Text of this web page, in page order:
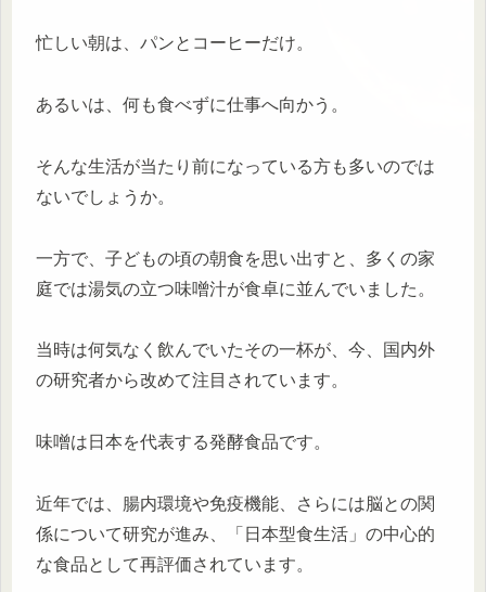
忙しい朝は、パンとコーヒーだけ。
あるいは、何も食べずに仕事へ向かう。
そんな生活が当たり前になっている方も多いのでは
ないでしょうか。
一方で、子どもの頃の朝食を思い出すと、多くの家
庭では湯気の立つ味噌汁が食卓に並んでいました。
当時は何気なく飲んでいたその一杯が、今、国内外
の研究者から改めて注目されています。
味噌は日本を代表する発酵食品です。
近年では、腸内環境や免疫機能、さらには脳との関
係について研究が進み、「日本型食生活」の中心的
な食品として再評価されています。